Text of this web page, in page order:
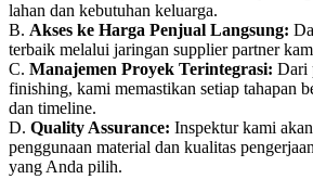
lahan dan kebutuhan keluarga.
B. Akses ke Harga Penjual Langsung:
terbaik melalui jaringan supplier partner
C. Manajemen Proyek Terintegrasi: Dari
finishing, kami memastikan setiap tahapan
dan timeline.
D. Quality Assurance: Inspektur kami
penggunaan material dan kualitas
yang Anda pilih.